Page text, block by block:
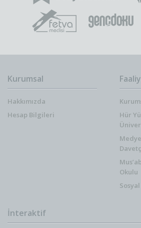
Kurumsal
Hakkımızda
Hesap Bilgileri
Hür
Okulu
İnteraktif